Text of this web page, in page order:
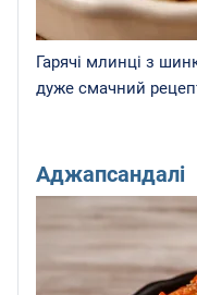
Гарячі млинці з
дуже смачний
Аджапсандалі